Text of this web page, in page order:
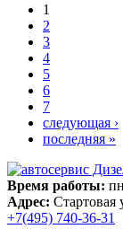
1
2
3
4
5
6
7
следующая ›
последняя »
Время работы:
Адрес: Стартовая
+7(495) 740-36-31